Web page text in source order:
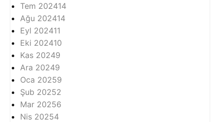
Tem 202414
Ağu 202414
Eyl 202411
Eki 202410
Kas 20249
Ara 20249
Oca 20259
Şub 20252
Mar 20256
Nis 20254